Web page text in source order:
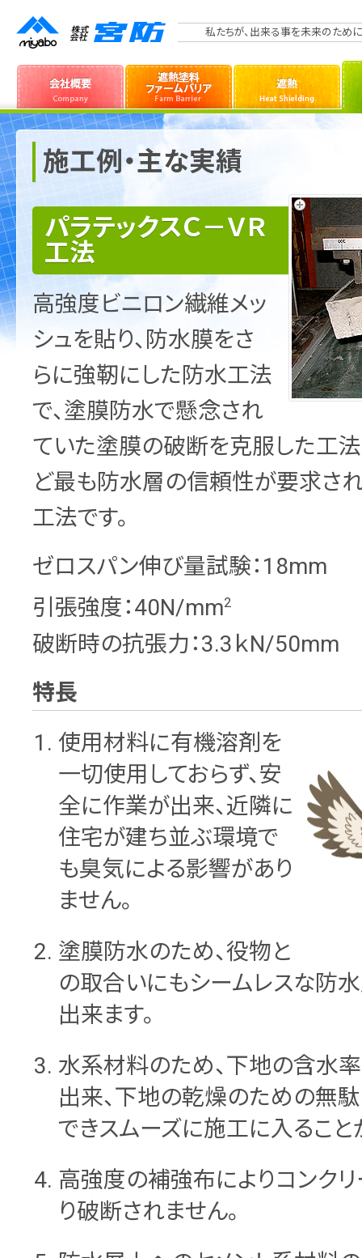
私たちが、出来る事を未来のために
施工例・主な実績
パラテックスＣ－ＶＲ
工法
高強度ビニロン繊維メッ
シュを貼り、防水膜をさ
らに強靭にした防水工法
で、塗膜防水で懸念され
ていた塗膜の破断を克服した工
ど最も防水層の信頼性が要求さ
工法です。
ゼロスパン伸び量試験：18mm
引張強度：40N/mm2
破断時の抗張力：3.3ｋN/50mm
特長
使用材料に有機溶剤を
一切使用しておらず、安
全に作業が出来、近隣に
住宅が建ち並ぶ環境で
も臭気による影響があり
ません。
塗膜防水のため、役物と
の取合いにもシームレスな防
出来ます。
水系材料のため、下地の含水
出来、下地の乾燥のための無
できスムーズに施工に入ること
高強度の補強布によりコンク
り破断されません。